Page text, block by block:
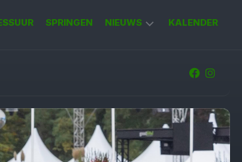
SPRINGEN NIEUWS KALENDER